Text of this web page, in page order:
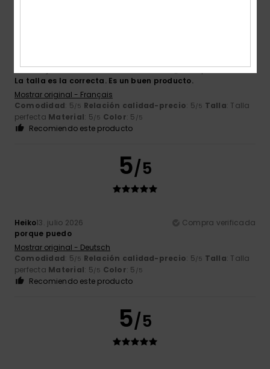
Alain14. julio 2026
Compra verificada
La talla es la correcta. Es un buen producto.
Mostrar original - Français
Comodidad: 5/5 Relación calidad-precio: 5/5 Talla: Talla
perfecta Material: 5/5 Color: 5 /5
Recomiendo este producto
5/5
Heiko13. julio 2026
Compra verificada
porque puedo
Mostrar original - Deutsch
Comodidad: 5/5 Relación calidad-precio: 5/5 Talla: Talla
perfecta Material: 5/5 Color: 5 /5
Recomiendo este producto
5/5